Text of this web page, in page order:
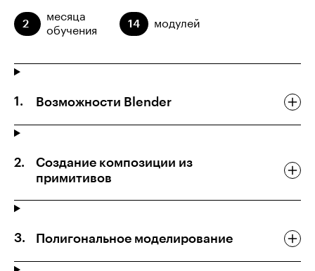
2
месяца
обучения
14 модулей
Возможности Blender
Создание композиции из
примитивов
Полигональное моделирование